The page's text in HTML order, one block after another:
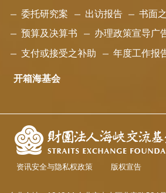
委托研究案 出访报告 书面
预算及决算书 办理政策宣导广
支付或接受之补助 年度工作报
开箱海基会
资讯安全与隐私权政策 版权宣告